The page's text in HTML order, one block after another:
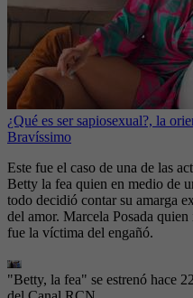
¿Qué es ser sapiosexual?, la
Bravíssimo
Este fue el caso de una de las
Betty la fea quien en medio de
todo decidió contar su amarga
del amor. Marcela Posada
fue la víctima del engañó.
"Betty, la fea" se estrenó hace